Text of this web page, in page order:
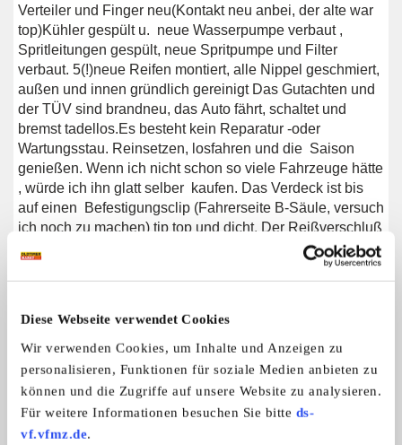
Diese Webseite verwendet Cookies
Wir verwenden Cookies, um Inhalte und Anzeigen zu
personalisieren, Funktionen für soziale Medien anbieten zu
können und die Zugriffe auf unsere Website zu analysieren.
Für weitere Informationen besuchen Sie bitte ds-
vf.vfmz.de.
Verteiler und Finger neu(Kontakt neu anbei, der alte war
top)Kühler gespült u. neue Wasserpumpe verbaut ,
Spritleitungen gespült, neue Spritpumpe und Filter
verbaut. 5(!)neue Reifen montiert, alle Nippel geschmiert,
außen und innen gründlich gereinigt Das Gutachten und
der TÜV sind brandneu, das Auto fährt, schaltet und
bremst tadellos.Es besteht kein Reparatur -oder
Wartungsstau. Reinsetzen, losfahren und die Saison
genießen. Wenn ich nicht schon so viele Fahrzeuge hätte
, würde ich ihn glatt selber kaufen. Das Verdeck ist bis
auf einen Befestigungsclip (Fahrerseite B-Säule, versuch
ich noch zu machen) tip top und dicht. Der Reißverschluß
der Heckscheibe geht einwandfrei. Natürlich hat der
Wagen nach 50(!) Jahren leichte Gebrauchsspuren.
Probefahrt bei Trockenheit, Besichtigung auf Hebebühne
im Rahmen des Verkaufs bei mir gemacht werden. Alle
weiteren Detailphotos gerne per whatsapp oder mail,
oder sms. Standort bei München, Lieferung gegen
Aufpreis möglich. Kein Notverkauf !